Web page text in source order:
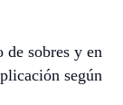
de sobres y en
según